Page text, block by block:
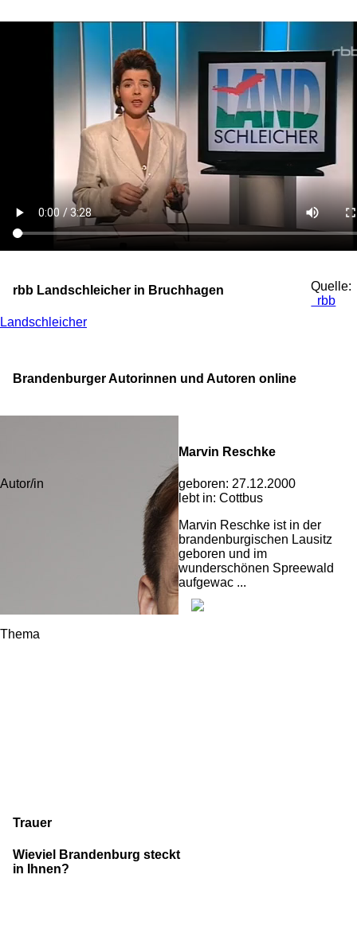
rbb Landschleicher in Bruchhagen
Quelle:
rbb
Landschleicher
Brandenburger Autorinnen und Autoren online
Autor/in
Marvin Reschke
geboren: 27.12.2000
lebt in: Cottbus
Marvin Reschke ist in der
brandenburgischen Lausitz
geboren und im
wunderschönen Spreewald
aufgewac ...
Thema
Trauer
Wieviel Brandenburg steckt
in Ihnen?